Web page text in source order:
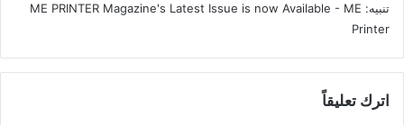
تنبيه: ME PRINTER Magazine's Latest Issue is now Available - ME
Printer
اترك تعليقاً